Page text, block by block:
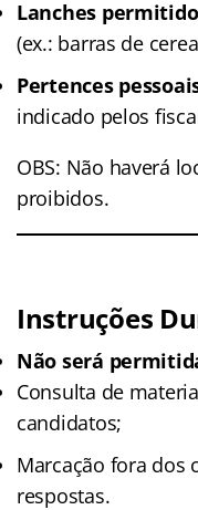
Lanches
(ex.: barras de
Pertences
indicado pelos
OBS: Não haverá
proibidos.
Instruções
Não será
Consulta de
candidatos;
Marcação fora dos
respostas.